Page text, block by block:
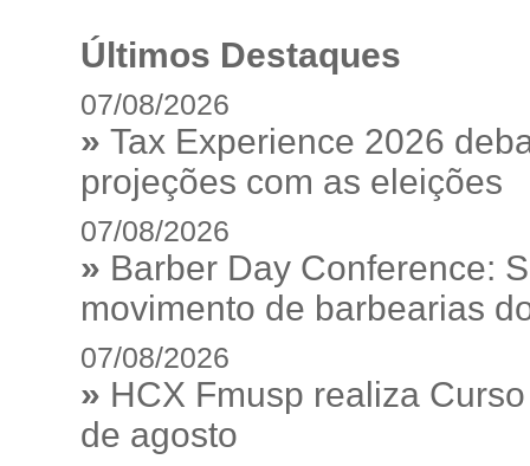
Últimos Destaques
07/08/2026
» Tax Experience 2026
projeções com as eleições
07/08/2026
» Barber Day Conference:
movimento de barbearias
07/08/2026
» HCX Fmusp realiza
de agosto